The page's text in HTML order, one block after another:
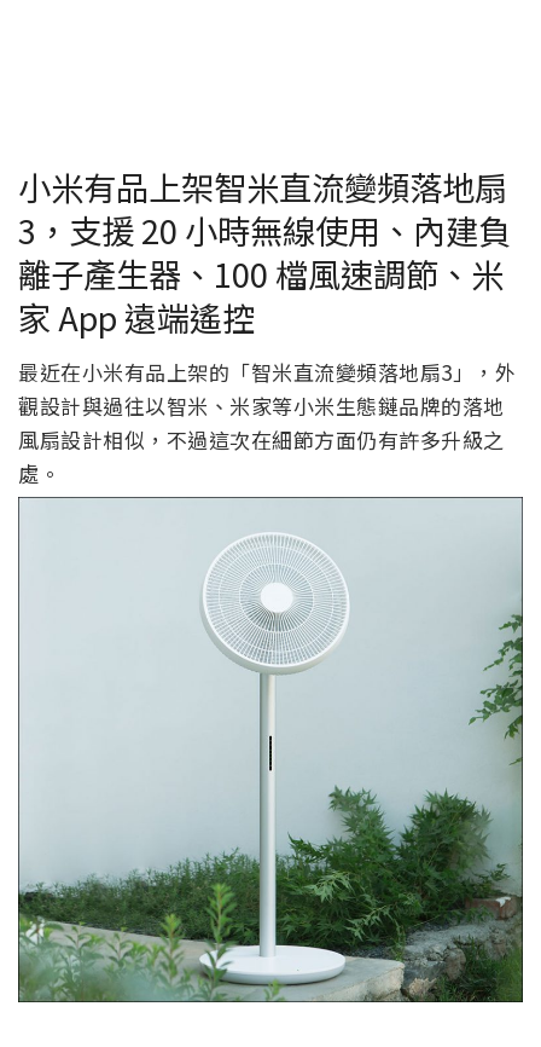
小米有品上架智米直流變頻落地扇
3，支援 20 小時無線使用、內建負
離子產生器、100 檔風速調節、米
家 App 遠端遙控
最近在小米有品上架的「智米直流變頻落地扇3」，外
觀設計與過往以智米、米家等小米生態鏈品牌的落地
風扇設計相似，不過這次在細節方面仍有許多升級之
處。